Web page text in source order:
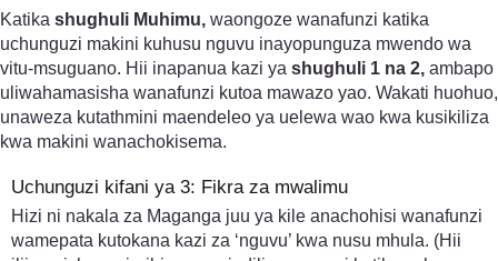
Katika shughuli Muhimu, waongoze wanafunzi katika
uchunguzi makini kuhusu nguvu inayopunguza mwendo wa
vitu-msuguano. Hii inapanua kazi ya shughuli 1 na 2, ambapo
uliwahamasisha wanafunzi kutoa mawazo yao. Wakati huohuo,
unaweza kutathmini maendeleo ya uelewa wao kwa kusikiliza
kwa makini wanachokisema.
Uchunguzi kifani ya 3: Fikra za mwalimu
Hizi ni nakala za Maganga juu ya kile anachohisi wanafunzi
wamepata kutokana kazi za ‘nguvu’ kwa nusu mhula. (Hii